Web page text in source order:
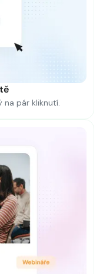
na pár kliknutí.